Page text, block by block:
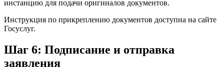
инстанцию для подачи оригиналов документов.
Инструкция по прикреплению документов доступна на сайте
Госуслуг.
Шаг 6: Подписание и отправка
заявления